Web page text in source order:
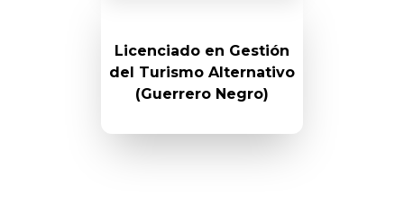
Licenciado en Gestión
del Turismo Alternativo
(Guerrero Negro)